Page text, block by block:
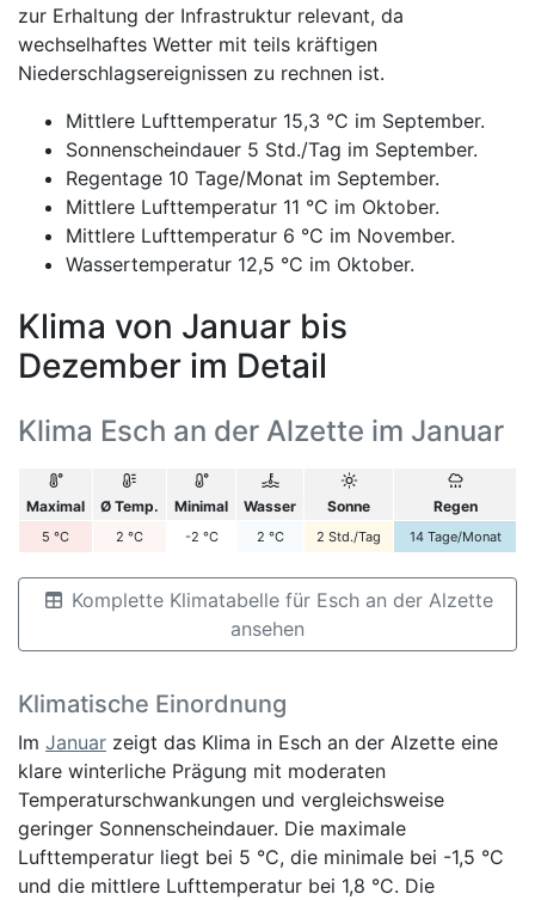
zur Erhaltung der Infrastruktur relevant, da
wechselhaftes Wetter mit teils kräftigen
Niederschlagsereignissen zu rechnen ist.
Mittlere Lufttemperatur 15,3 °C im September.
Sonnenscheindauer 5 Std./Tag im September.
Regentage 10 Tage/Monat im September.
Mittlere Lufttemperatur 11 °C im Oktober.
Mittlere Lufttemperatur 6 °C im November.
Wassertemperatur 12,5 °C im Oktober.
Klima von Januar bis
Dezember im Detail
Klima Esch an der Alzette im Januar
Maximal Ø Temp. Minimal Wasser Sonne Regen
5 °C 2 °C -2 °C 2 °C 2 Std./Tag 14 Tage/Monat
Komplette Klimatabelle für Esch an der Alzette
ansehen
Klimatische Einordnung
Im Januar zeigt das Klima in Esch an der Alzette eine
klare winterliche Prägung mit moderaten
Temperaturschwankungen und vergleichsweise
geringer Sonnenscheindauer. Die maximale
Lufttemperatur liegt bei 5 °C, die minimale bei -1,5 °C
und die mittlere Lufttemperatur bei 1,8 °C. Die